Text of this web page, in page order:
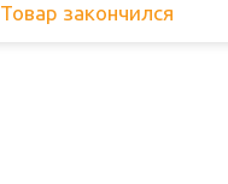
Товар закончился